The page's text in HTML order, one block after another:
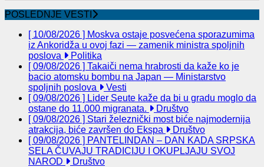
POSLEDNJE VESTI
[ 10/08/2026 ] Moskva ostaje posvećena sporazumima
iz Ankoridža u ovoj fazi — zamenik ministra spoljnih
poslova
Politika
[ 09/08/2026 ] Takaiči nema hrabrosti da kaže ko je
bacio atomsku bombu na Japan — Ministarstvo
spoljnih poslova
Vesti
[ 09/08/2026 ] Lider Seute kaže da bi u gradu moglo da
ostane do 11.000 migranata.
Društvo
[ 09/08/2026 ] Stari železnički most biće najmodernija
atrakcija, biće završen do Ekspa
Društvo
[ 09/08/2026 ] PANTELINDAN – DAN KADA SRPSKA
SELA ČUVAJU TRADICIJU I OKUPLJAJU SVOJ
NAROD
Društvo